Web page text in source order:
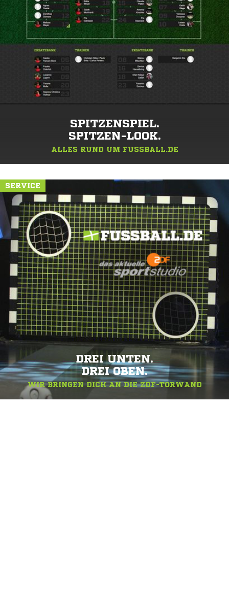
SPITZENSPIEL.
SPITZEN-LOOK.
ALLES RUND UM FUSSBALL.DE
SERVICE
DREI UNTEN.
DREI OBEN.
WIR BRINGEN DICH AN DIE ZDF-TORWAND